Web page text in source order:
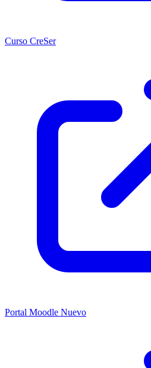
Curso CreSer
Portal Moodle Nuevo